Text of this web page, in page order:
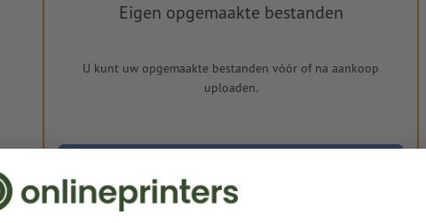
Eigen opgemaakte bestanden
U kunt uw opgemaakte bestanden vóór of na aankoop
uploaden.